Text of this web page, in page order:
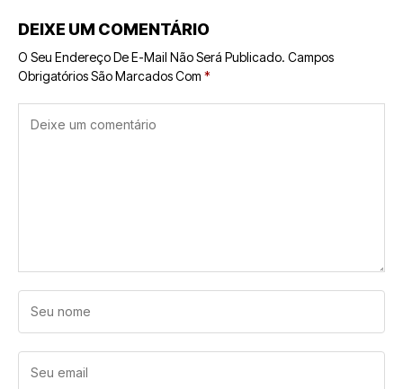
DEIXE UM COMENTÁRIO
O Seu Endereço De E-Mail Não Será Publicado. Campos
Obrigatórios São Marcados Com *